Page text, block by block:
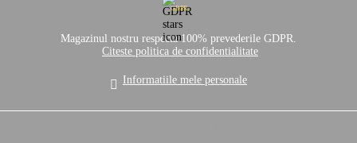
GDPR
Magazinul nostru respecta 100% prevederile GDPR.
Citeste politica de confidentialitate
Informatiile mele personale